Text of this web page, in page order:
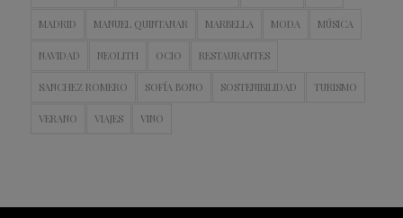
MADRID MANUEL QUINTANAR MARBELLA MODA MÚSICA
NAVIDAD NEOLITH OCIO RESTAURANTES
SANCHEZ ROMERO SOFÍA BONO SOSTENIBILIDAD TURISMO
VERANO VIAJES VINO